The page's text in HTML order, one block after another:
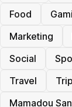
Food
Marketing
Social
Travel
Trip
Mamadou